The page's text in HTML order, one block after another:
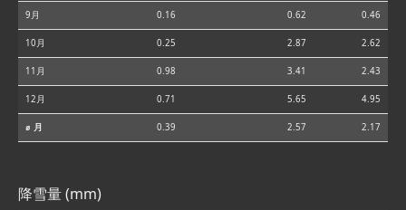
9月 0.16 0.62 0.46
10月 0.25 2.87 2.62
11月 0.98 3.41 2.43
12月 0.71 5.65 4.95
⌀ 月 0.39 2.57 2.17
降雪量 (mm)